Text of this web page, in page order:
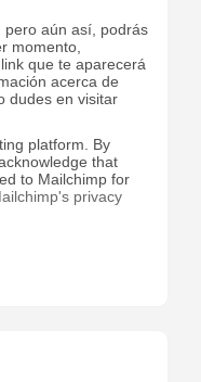
pero aún así, podrás
momento,
que te aparecerá
acerca de
dudes en visitar
platform. By
that
to Mailchimp for
privacy